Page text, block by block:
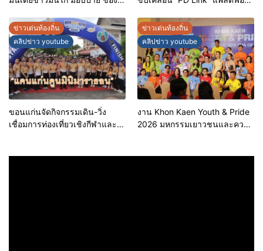
ประกอบการคุณภาพ ยกระดับ
มาตรฐาน สร้างความเชื่อมั่นให้ผู้
บริโภค
บริหารงานบนฐานข้อมูลที่
แม่นยำและยั่งยืน
ข่าวเด่นท้องถิ่น
คลิปข่าว youtube
ขอนแก่นจัดกิจกรรมเดิน-วิ่ง
เชื่อมการท่องเที่ยวเชิงกีฬาและ
ข่าวเด่นท้องถิ่น
คลิปข่าว youtube
งาน Khon Kaen Youth & Pride
2026 มหกรรมเยาวชนและความ